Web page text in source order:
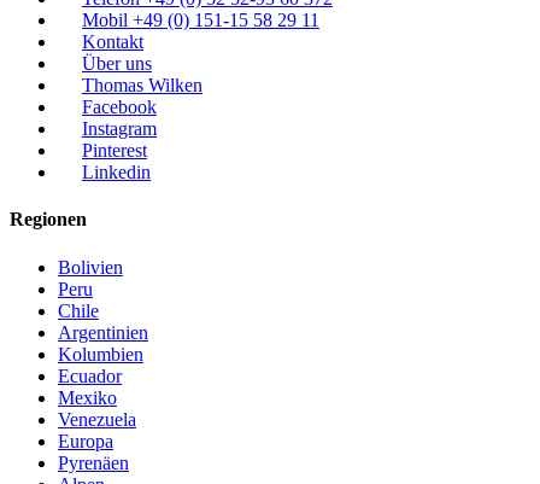
Mobil +49 (0) 151-15 58 29 11
Kontakt
Über uns
Thomas Wilken
Facebook
Instagram
Pinterest
Linkedin
Regionen
Bolivien
Peru
Chile
Argentinien
Kolumbien
Ecuador
Mexiko
Venezuela
Europa
Pyrenäen